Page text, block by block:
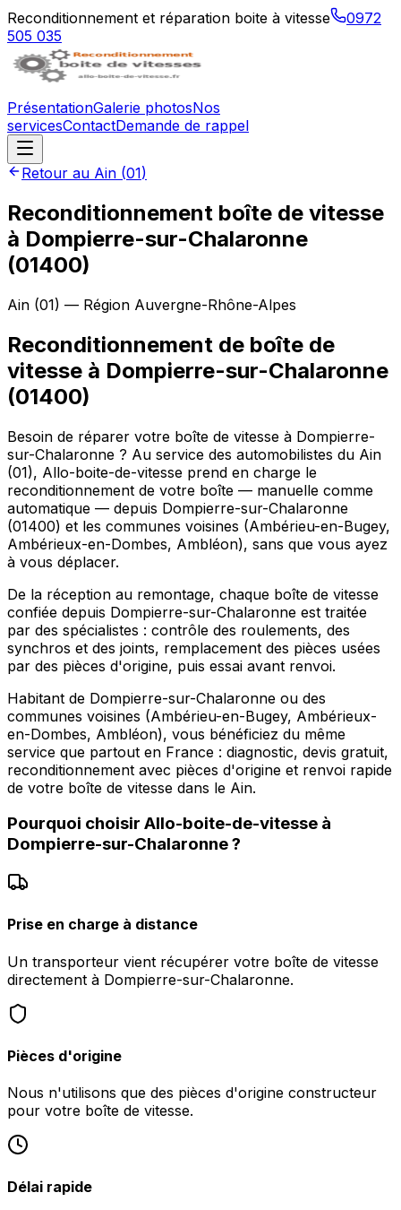
Reconditionnement et réparation boite à vitesse
0972
505 035
PrésentationGalerie photosNos
servicesContactDemande de rappel
Retour au Ain (01)
Reconditionnement boîte de vitesse
à Dompierre-sur-Chalaronne
(01400)
Ain (01) — Région Auvergne-Rhône-Alpes
Reconditionnement de boîte de
vitesse à Dompierre-sur-Chalaronne
(01400)
Besoin de réparer votre boîte de vitesse à Dompierre-
sur-Chalaronne ? Au service des automobilistes du Ain
(01), Allo-boite-de-vitesse prend en charge le
reconditionnement de votre boîte — manuelle comme
automatique — depuis Dompierre-sur-Chalaronne
(01400) et les communes voisines (Ambérieu-en-Bugey,
Ambérieux-en-Dombes, Ambléon), sans que vous ayez
à vous déplacer.
De la réception au remontage, chaque boîte de vitesse
confiée depuis Dompierre-sur-Chalaronne est traitée
par des spécialistes : contrôle des roulements, des
synchros et des joints, remplacement des pièces usées
par des pièces d'origine, puis essai avant renvoi.
Habitant de Dompierre-sur-Chalaronne ou des
communes voisines (Ambérieu-en-Bugey, Ambérieux-
en-Dombes, Ambléon), vous bénéficiez du même
service que partout en France : diagnostic, devis gratuit,
reconditionnement avec pièces d'origine et renvoi rapide
de votre boîte de vitesse dans le Ain.
Pourquoi choisir Allo-boite-de-vitesse à
Dompierre-sur-Chalaronne?
Prise en charge à distance
Un transporteur vient récupérer votre boîte de vitesse
directement à Dompierre-sur-Chalaronne.
Pièces d'origine
Nous n'utilisons que des pièces d'origine constructeur
pour votre boîte de vitesse.
Délai rapide